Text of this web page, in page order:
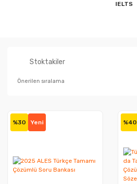
IELTS
Stoktakiler
%30 Yeni %40